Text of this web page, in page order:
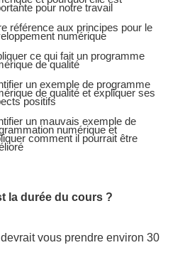
pour notre travail
référence aux principes pour le
numérique
ce qui fait un programme
de qualité
un exemple de programme
de qualité et expliquer ses
positifs
un mauvais exemple de
numérique et
comment il pourrait être
la durée du cours ?
vous prendre environ 30